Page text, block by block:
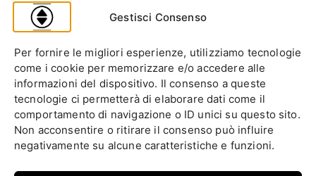
Gestisci Consenso
Per fornire le migliori esperienze, utilizziamo tecnologie
come i cookie per memorizzare e/o accedere alle
informazioni del dispositivo. Il consenso a queste
tecnologie ci permetterà di elaborare dati come il
comportamento di navigazione o ID unici su questo sito.
Non acconsentire o ritirare il consenso può influire
negativamente su alcune caratteristiche e funzioni.
Legge Regionale n. 6/1989: Analisi Tecnica per Progettisti e
Amministratori
Norma EN 81-70 e sicurezza nella progettazione ascensore
Ascensore Condominiale
Barriere Architettoniche
Codice Civile
Condominio
Decreto Ministeriale
Decreto Presidente della Repubblica
Ente italiano di normazione